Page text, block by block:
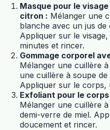
Masque pour le
citron : Mélanger une
blanche avec un jus de
Appliquer sur le
minutes et rincer.
Gommage corporel
Mélanger une cuillère
une cuillère à soupe de
Appliquer sur le corps,
Exfoliant pour le
Mélanger une cuillère
demi-verre de miel.
doucement et rincer.